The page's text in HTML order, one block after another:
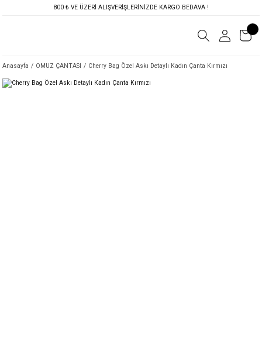
800 ₺ VE ÜZERİ ALIŞVERİŞLERİNİZDE KARGO BEDAVA !
Anasayfa OMUZ ÇANTASI Cherry Bag Özel Askı Detaylı Kadın Çanta Kırmızı